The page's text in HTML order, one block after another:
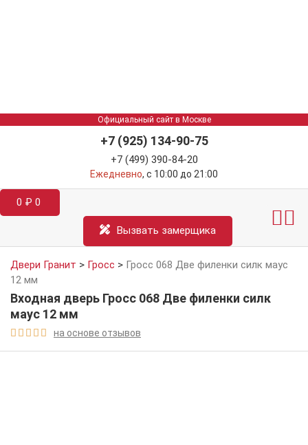
Официальный сайт в Москве
+7 (925) 134-90-75
+7 (499) 390-84-20
Ежедневно, с 10:00 до 21:00
0 ₽ 0
Вызвать замерщика
Двери Гранит > Гросс > Гросс 068 Две филенки силк маус
12 мм
Входная дверь Гросс 068 Две филенки силк
маус 12 мм
     на основе отзывов